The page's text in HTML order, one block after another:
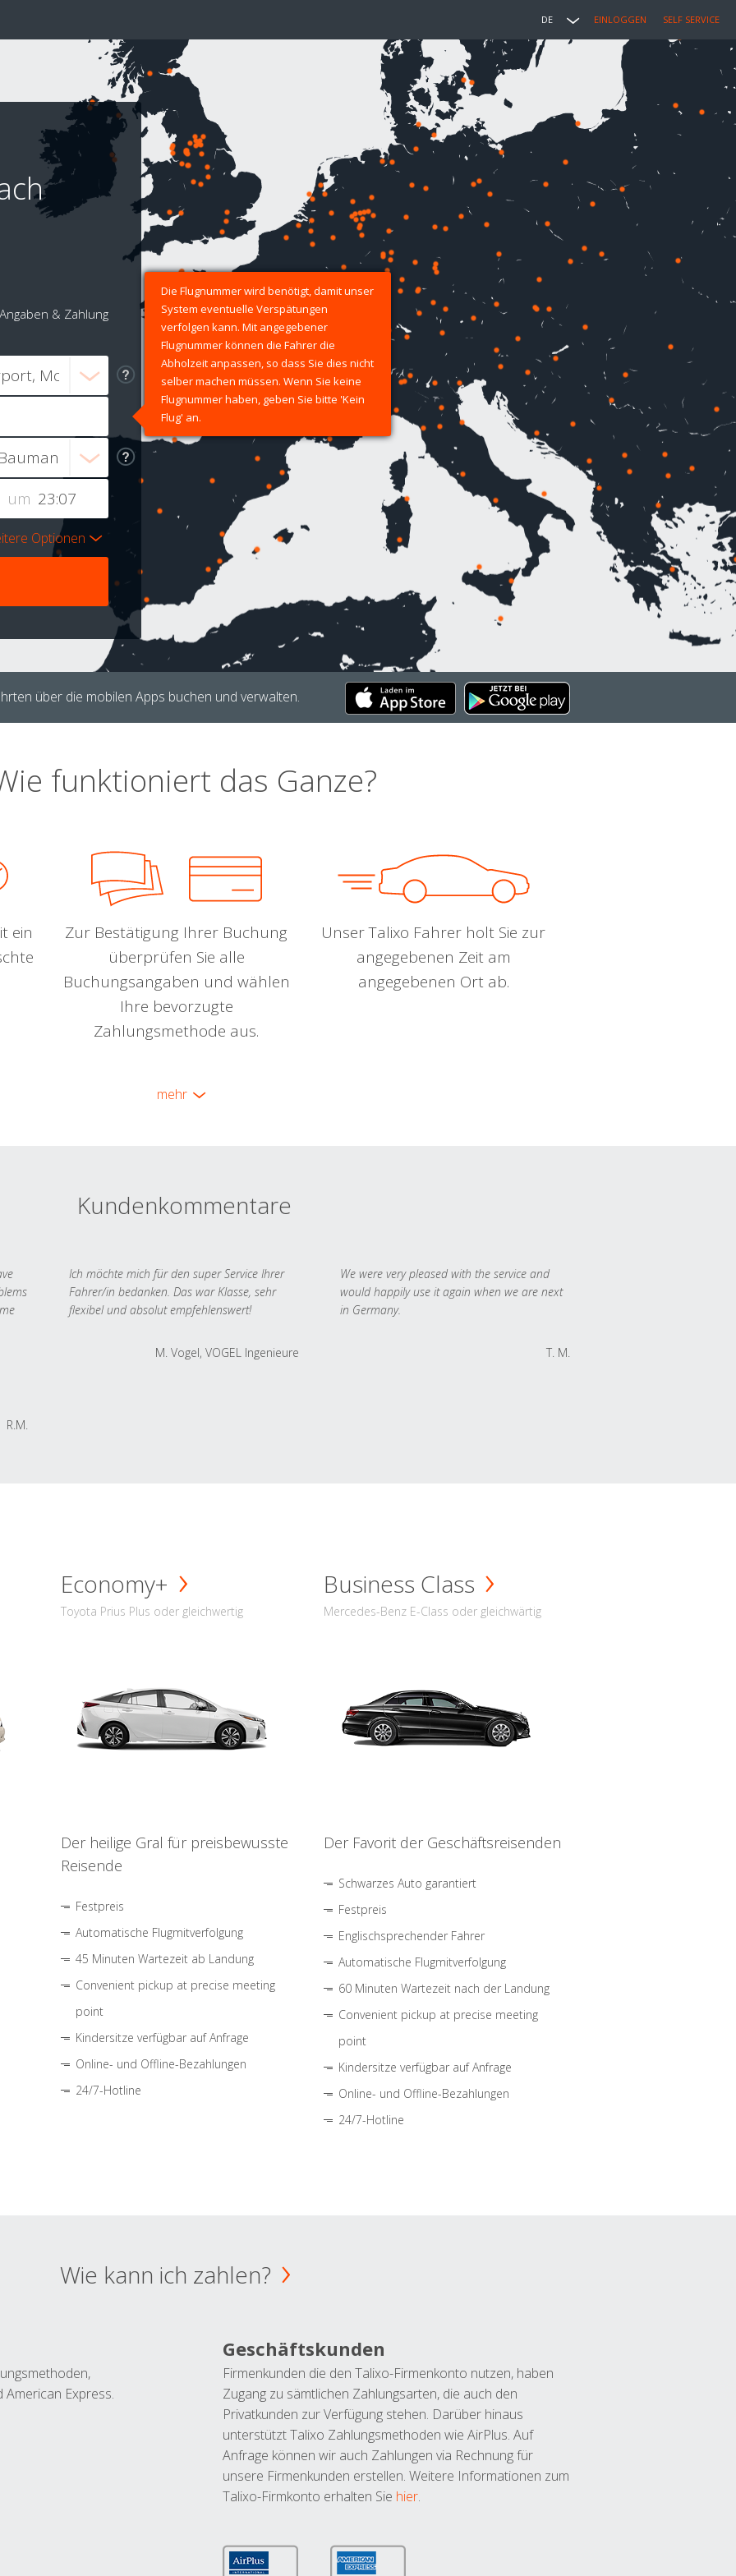
DE EINLOGGEN SELF SERVICE
& Zahlung
Die Flugnummer wird benötigt, damit unser
System eventuelle Verspätungen
verfolgen kann. Mit angegebener
Flugnummer können die Fahrer die
Abholzeit anpassen, so dass Sie dies nicht
selber machen müssen. Wenn Sie keine
Flugnummer haben, geben Sie bitte 'Kein
Flug' an.
um
Optionen
über die mobilen Apps buchen und verwalten.
funktioniert das Ganze?
ein
Zur Bestätigung Ihrer Buchung
überprüfen Sie alle
Buchungsangaben und wählen
Ihre bevorzugte
Zahlungsmethode aus.
Unser Talixo Fahrer holt Sie zur
angegebenen Zeit am
angegebenen Ort ab.
mehr
Kundenkommentare
R.M.
Ich möchte mich für den super Service Ihrer
Fahrer/in bedanken. Das war Klasse, sehr
flexibel und absolut empfehlenswert!
M. Vogel, VOGEL Ingenieure
We were very pleased with the service and
would happily use it again when we are next
in Germany.
T. M.
Economy+
Toyota Prius Plus oder gleichwertig
Der heilige Gral für preisbewusste
Reisende
Festpreis
Automatische Flugmitverfolgung
45 Minuten Wartezeit ab Landung
Convenient pickup at precise meeting
point
Kindersitze verfügbar auf Anfrage
Online- und Offline-Bezahlungen
24/7-Hotline
Business Class
Mercedes-Benz E-Class oder gleichwärtig
Der Favorit der Geschäftsreisenden
Schwarzes Auto garantiert
Festpreis
Englischsprechender Fahrer
Automatische Flugmitverfolgung
60 Minuten Wartezeit nach der Landung
Convenient pickup at precise meeting
point
Kindersitze verfügbar auf Anfrage
Online- und Offline-Bezahlungen
24/7-Hotline
Wie kann ich zahlen?
American Express.
Geschäftskunden
Firmenkunden die den Talixo-Firmenkonto nutzen, haben
Zugang zu sämtlichen Zahlungsarten, die auch den
Privatkunden zur Verfügung stehen. Darüber hinaus
unterstützt Talixo Zahlungsmethoden wie AirPlus. Auf
Anfrage können wir auch Zahlungen via Rechnung für
unsere Firmenkunden erstellen. Weitere Informationen zum
Talixo-Firmkonto erhalten Sie hier.